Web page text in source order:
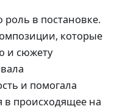
в постановке.
которые
и сюжету
и помогала
в происходящее на